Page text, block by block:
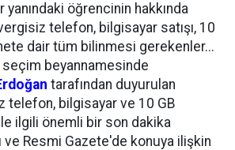
öğrencinin hakkında
telefon, bilgisayar satışı, 10
dair tüm bilinmesi gerekenler...
beyannamesinde
tarafından duyurulan
telefon, bilgisayar ve 10 GB
ilgili önemli bir son dakika
ve Resmi Gazete'de konuya ilişkin